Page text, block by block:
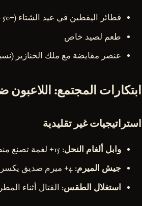
فطائر اليقطين في عيد الشتاء (+50 صحة عقلية)
طعم لصيد خاص
عنصر مقايضة مع ملك الخنازير (نسبة 1:1
ابتكارات المجتمع: اللاعبون
استراتيجيات غير تقليدية
وابل ألغام النحل: 15+ لغمة تصنع منطقة قتل فورية
جيش الميرم: 4+ ميرم صديق يكسر المخاط أسرع من الخنازير
استغلال الطقس: القتال أثناء